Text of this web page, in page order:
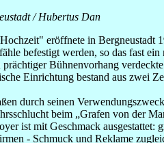
/ Hubertus Dan
eröffnete in Bergneustadt
befestigt werden, so das fast
prächtiger Bühnenvorhang
Einrichtung bestand aus
durch seinen
beim „Grafen von der
ist mit Geschmack
- Schmuck und Reklame